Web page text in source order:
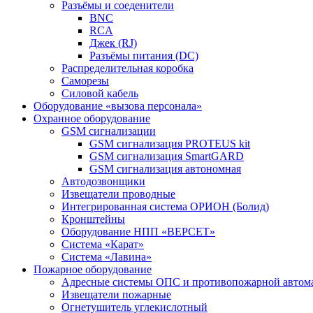
Разъёмы и соеденители
BNC
RCA
Джек (RJ)
Разъёмы питания (DC)
Распределительная коробка
Саморезы
Силовой кабель
Оборудование «вызова персонала»
Охранное оборудование
GSM сигнализации
GSM сигнализация PROTEUS kit
GSM сигнализация SmartGARD
GSM сигнализация автономная
Автодозвонщики
Извещатели проводные
Интегрированная система ОРИОН (Болид)
Кронштейны
Оборудование НПП «ВЕРСЕТ»
Система «Карат»
Система «Лавина»
Пожарное оборудование
Адресные системы ОПС и противопожарной
Извещатели пожарные
Огнетушитель углекислотный